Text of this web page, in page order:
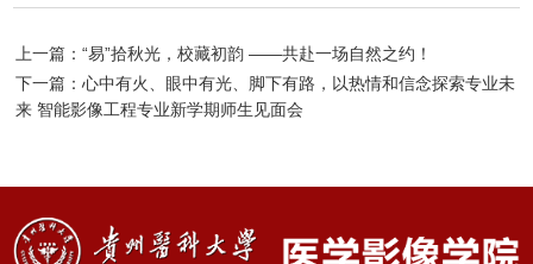
上一篇：“易”拾秋光，校藏初韵 ——共赴一场自然之约！
下一篇：心中有火、眼中有光、脚下有路，以热情和信念探索专业未
来 智能影像工程专业新学期师生见面会